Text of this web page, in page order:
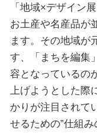
「地域×デザイン
お土産や名産品が
ます。その地域が
す、「まちを編集
容となっているの
上げようとした
かりが注目されて
せるための”仕組